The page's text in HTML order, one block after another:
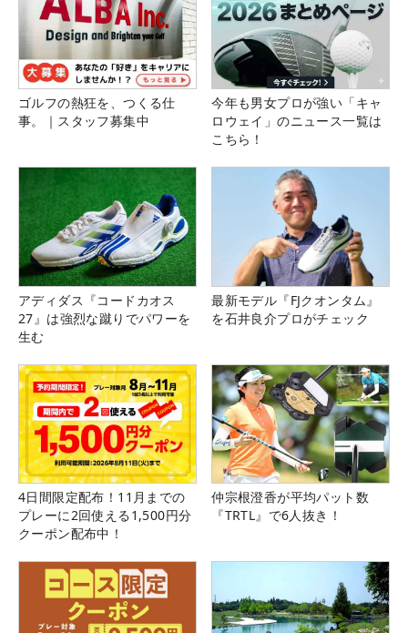
ゴルフの熱狂を、つくる仕
事。｜スタッフ募集中
今年も男女プロが強い「キャ
ロウェイ」のニュース一覧は
こちら！
アディダス『コードカオス
27』は強烈な蹴りでパワーを
生む
最新モデル『FJクオンタム』
を石井良介プロがチェック
4日間限定配布！11月までの
プレーに2回使える1,500円分
クーポン配布中！
仲宗根澄香が平均パット数
『TRTL』で6人抜き！